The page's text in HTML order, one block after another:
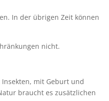
In der übrigen Zeit können
nicht.
mit Geburt und
braucht es zusätzlichen